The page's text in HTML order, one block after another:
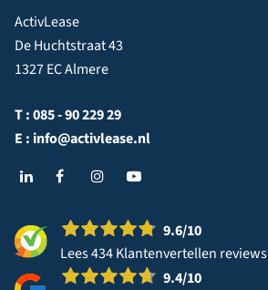
ActivLease
De Huchtstraat 43
1327 EC Almere
T :085 - 90 229 29
E : info@activlease.nl
9.6/10
Lees 434 Klantenvertellen reviews
9.4/10